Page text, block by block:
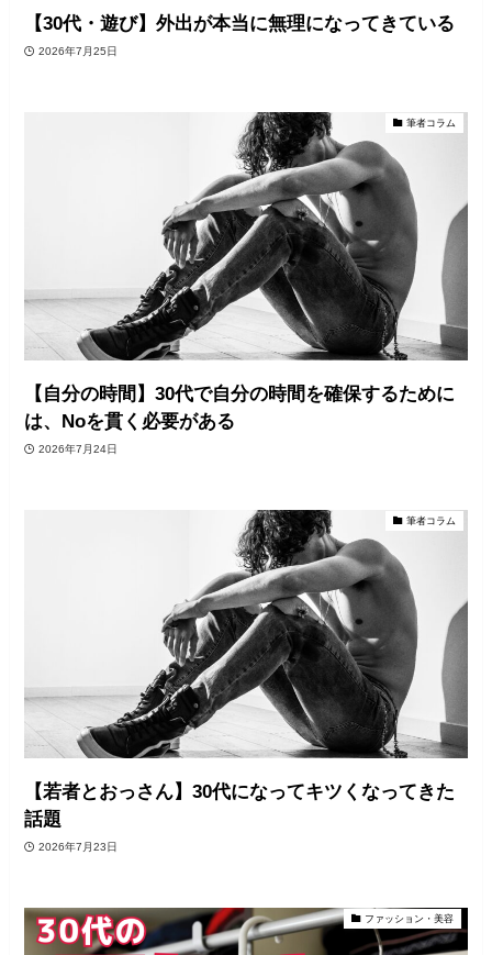
【30代・遊び】外出が本当に無理になってきている
2026年7月25日
筆者コラム
【自分の時間】30代で自分の時間を確保するために
は、Noを貫く必要がある
2026年7月24日
筆者コラム
【若者とおっさん】30代になってキツくなってきた
話題
2026年7月23日
ファッション・美容